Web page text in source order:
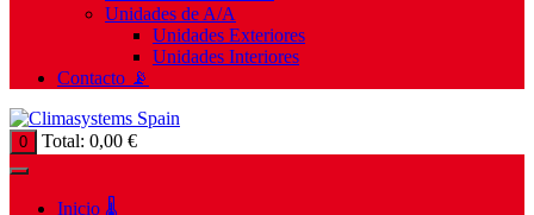
Unidades de A/A
Unidades Exteriores
Unidades Interiores
Contacto 📡
0 Total: 0,00 €
Inicio 🌡️